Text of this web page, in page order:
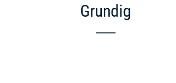
Grundig